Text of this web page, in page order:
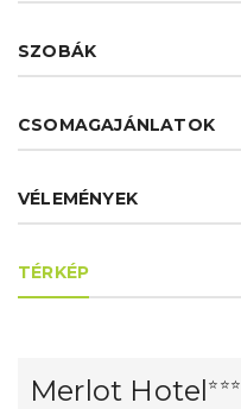
SZOBÁK
CSOMAGAJÁNLATOK
VÉLEMÉNYEK
TÉRKÉP
Merlot Hotel ⭐⭐⭐